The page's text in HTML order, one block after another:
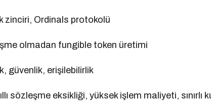
zinciri, Ordinals protokolü
olmadan fungible token üretimi
güvenlik, erişilebilirlik
sözleşme eksikliği, yüksek işlem maliyeti, sınırlı